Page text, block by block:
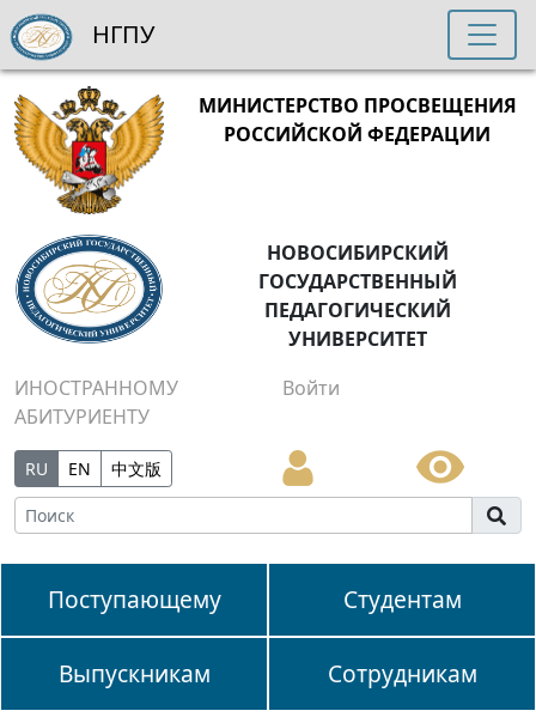
МИНИСТЕРСТВО ПРОСВЕЩЕНИЯ
РОССИЙСКОЙ ФЕДЕРАЦИИ
НОВОСИБИРСКИЙ
ГОСУДАРСТВЕННЫЙ
ПЕДАГОГИЧЕСКИЙ
УНИВЕРСИТЕТ
ИНОСТРАННОМУ
АБИТУРИЕНТУ
Войти
RU EN 中文版
Поступающему Студентам
Выпускникам Сотрудникам
НГПУ